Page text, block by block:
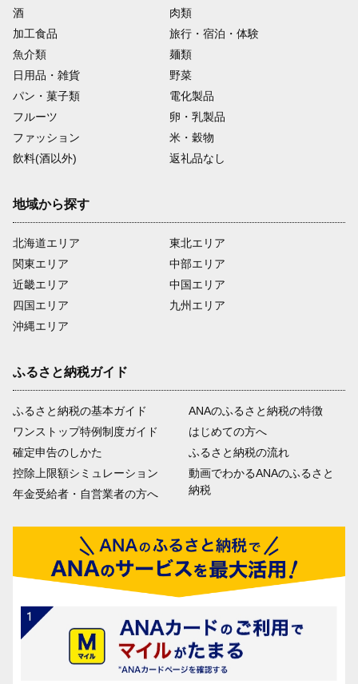
酒
肉類
加工食品
旅行・宿泊・体験
魚介類
麺類
日用品・雑貨
野菜
パン・菓子類
電化製品
フルーツ
卵・乳製品
ファッション
米・穀物
飲料(酒以外)
返礼品なし
地域から探す
北海道エリア
関東エリア
近畿エリア
四国エリア
沖縄エリア
東北エリア
中部エリア
中国エリア
九州エリア
ふるさと納税ガイド
ふるさと納税の基本ガイド
ワンストップ特例制度ガイド
確定申告のしかた
控除上限額シミュレーション
年金受給者・自営業者の方へ
ANAのふるさと納税の特徴
はじめての方へ
ふるさと納税の流れ
動画でわかるANAのふるさと
納税